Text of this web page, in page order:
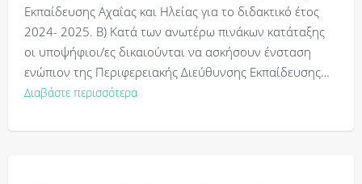
Εκπαίδευσης Αχαΐας και Ηλείας για το διδακτικό έτος
2024- 2025. Β) Κατά των ανωτέρω πινάκων κατάταξης
οι υποψήφιοι/ες δικαιούνται να ασκήσουν ένσταση
ενώπιον της Περιφερειακής Διεύθυνσης Εκπαίδευσης…
Διαβάστε περισσότερα